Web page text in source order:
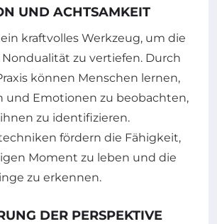
UND ACHTSAMKEIT
kraftvolles Werkzeug, um die
zu vertiefen. Durch
können Menschen lernen,
und Emotionen zu beobachten,
zu identifizieren.
fördern die Fähigkeit,
Moment zu leben und die
zu erkennen.
DER PERSPEKTIVE